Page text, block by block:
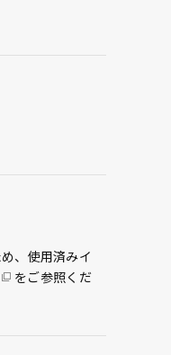
、使用済みイ
をご参照くだ